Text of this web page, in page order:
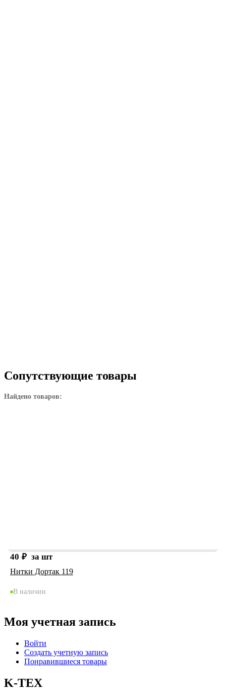
Сопутствующие товары
Найдено товаров:
40 ₽ за шт
Нитки Дортак 119
В наличии
Моя учетная запись
Войти
Создать учетную запись
Понравившиеся товары
K-TEX